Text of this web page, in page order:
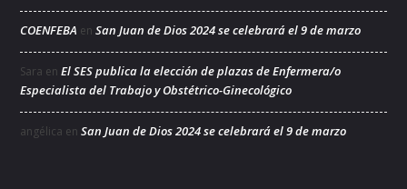
COENFEBA en San Juan de Dios 2024 se celebrará el 9 de marzo
Sara en El SES publica la elección de plazas de Enfermera/o
Especialista del Trabajo y Obstétrico-Ginecológico
angélica en San Juan de Dios 2024 se celebrará el 9 de marzo